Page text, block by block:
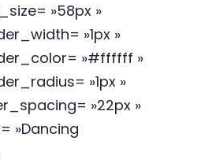
»58px »
»1px »
»#ffffff »
»1px »
»22px »
»Dancing